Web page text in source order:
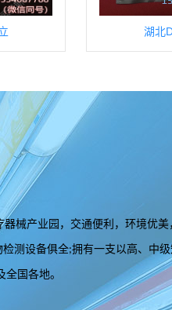
湖北
械产业园，交通便利，环境优美
检测设备俱全;拥有一支以高、中
国各地。